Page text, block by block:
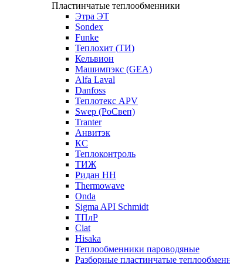
Пластинчатые теплообменники
Этра ЭТ
Sondex
Funke
Теплохит (ТИ)
Кельвион
Машимпэкс (GEA)
Alfa Laval
Danfoss
Теплотекс APV
Swep (РоСвеп)
Tranter
Анвитэк
КС
Теплоконтроль
ТИЖ
Ридан НН
Thermowave
Onda
Sigma API Schmidt
ТПлР
Ciat
Hisaka
Теплообменники пароводяные
Разборные пластинчатые